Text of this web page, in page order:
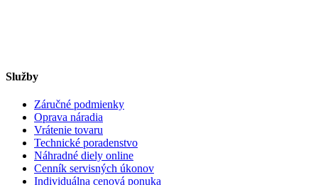
Služby
Záručné podmienky
Oprava náradia
Vrátenie tovaru
Technické poradenstvo
Náhradné diely online
Cenník servisných úkonov
Individuálna cenová ponuka